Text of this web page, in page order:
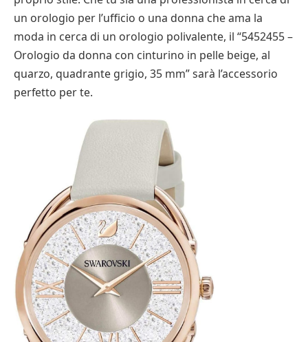
un orologio per l’ufficio o una donna che ama la
moda in cerca di un orologio polivalente, il “5452455 –
Orologio da donna con cinturino in pelle beige, al
quarzo, quadrante grigio, 35 mm” sarà l’accessorio
perfetto per te.